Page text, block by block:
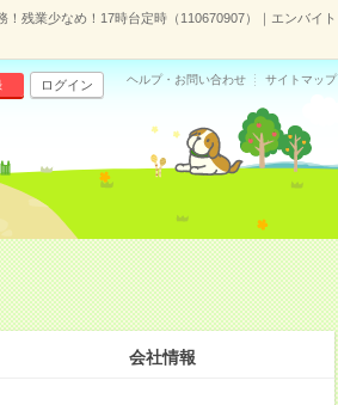
残業少なめ！17時台定時（110670907）｜エンバイト
ログイン ヘルプ・お問い合わせ サイトマップ
会社情報